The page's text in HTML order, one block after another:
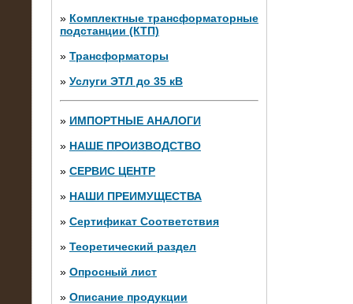
» Комплектные трансформаторные
подстанции (КТП)
» Трансформаторы
» Услуги ЭТЛ до 35 кВ
» ИМПОРТНЫЕ АНАЛОГИ
» НАШЕ ПРОИЗВОДСТВО
» СЕРВИС ЦЕНТР
» НАШИ ПРЕИМУЩЕСТВА
» Сертификат Соответствия
» Теоретический раздел
» Опросный лист
» Описание продукции
28.02.2015
Нагрузочные модули 700 кВт (4
штуки)
10.10.2014
Нагрузочный комплекс 20 МВт в 2
яруса (напряжение 6-10 кВ)